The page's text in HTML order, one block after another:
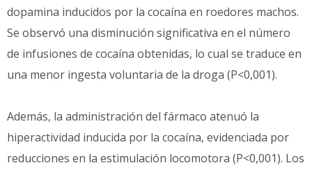
dopamina inducidos por la cocaína en roedores machos.
Se observó una disminución significativa en el número
de infusiones de cocaína obtenidas, lo cual se traduce en
una menor ingesta voluntaria de la droga (P<0,001).
Además, la administración del fármaco atenuó la
hiperactividad inducida por la cocaína, evidenciada por
reducciones en la estimulación locomotora (P<0,001). Los